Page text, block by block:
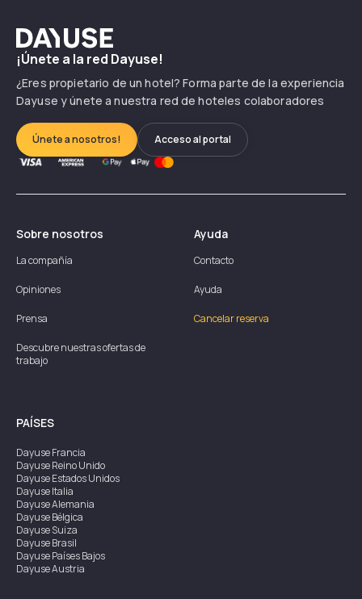
Dayuse
¡Únete a la red Dayuse!
¿Eres propietario de un hotel? Forma parte de la experiencia
Dayuse y únete a nuestra red de hoteles colaboradores
Únete a nosotros! Acceso al portal
Sobre nosotros
La compañía
Opiniones
Prensa
Descubre nuestras ofertas de
trabajo
Ayuda
Contacto
Ayuda
Cancelar reserva
PAÍSES
DayuseFrancia
DayuseReino Unido
DayuseEstados Unidos
DayuseItalia
DayuseAlemania
DayuseBélgica
DayuseSuiza
DayuseBrasil
DayusePaíses Bajos
DayuseAustria